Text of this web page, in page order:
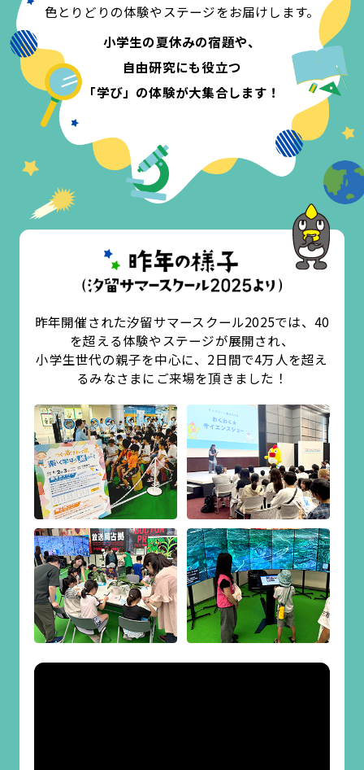
色とりどりの体験やステージをお届けします。
小学生の夏休みの宿題や、
自由研究にも役立つ
「学び」の体験が大集合します！
昨年開催された汐留サマースクール2025では、40
を超える体験やステージが展開され、
小学生世代の親子を中心に、2日間で4万人を超え
るみなさまにご来場を頂きました！